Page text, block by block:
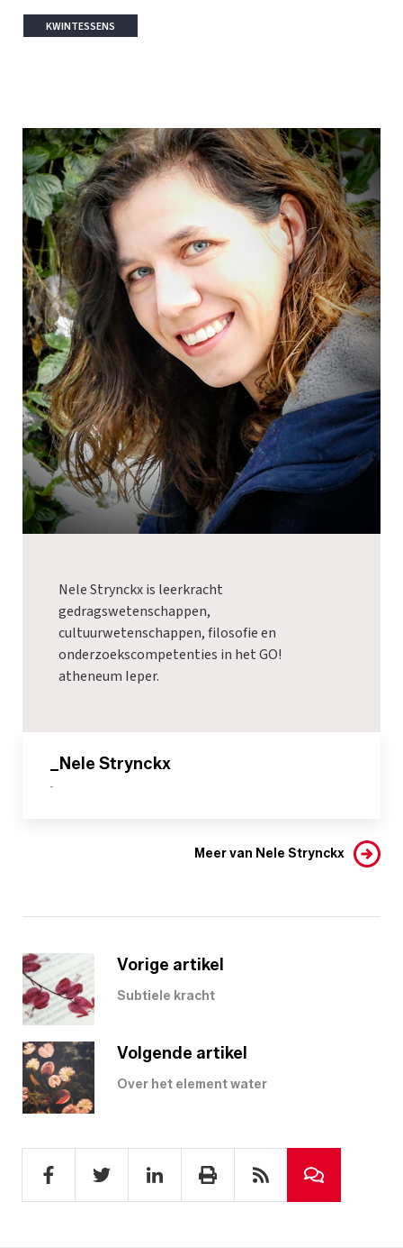
KWINTESSENS
Nele Strynckx is leerkracht
gedragswetenschappen,
cultuurwetenschappen, filosofie en
onderzoekscompetenties in het GO!
atheneum Ieper.
_Nele Strynckx
-
Meer van Nele Strynckx
Vorige artikel
Subtiele kracht
Volgende artikel
Over het element water